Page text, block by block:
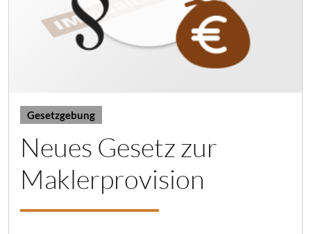
Gesetzgebung
Neues Gesetz zur
Maklerprovision